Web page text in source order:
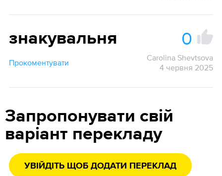
знакувальня 0
Прокоментувати
Carolina Shevtsova
4 червня 2025
Запропонувати свій
варіант перекладу
УВІЙДІТЬ ЩОБ ДОДАТИ ПЕРЕКЛАД